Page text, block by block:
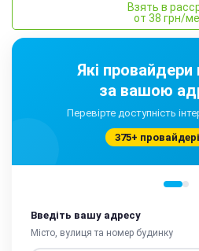
Взять в
от 38 грн/
Які
за вашою
Перевірте доступність
375+
Введіть вашу адресу
Місто, вулиця та номер будинку